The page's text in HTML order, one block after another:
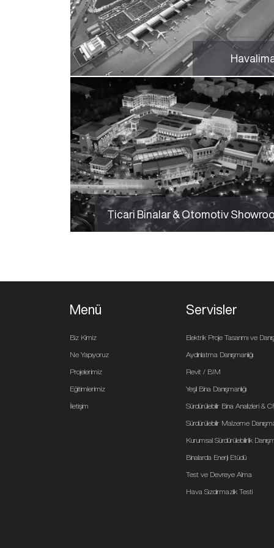
Ticari Binalar & Otomotiv
Menü
Biz Kimiz
Ne Yapıyoruz
Projelerimiz
Eğitimlerimiz
İletişim
Servisler
Elektrik Proje Tasarımı ve
Aydınlatma Danışmanlığı
Revit / BIM
Yeşil Bina Danışmanlığı
Sürdürülebilir Bina Analizleri &
Sürdürülebilir Malzeme
Kurumsal Sürdürülebilirlik
Binalarda Enerji Etüdü
Test ve Devreye Alma
Hava Sızdırmazlık Testi